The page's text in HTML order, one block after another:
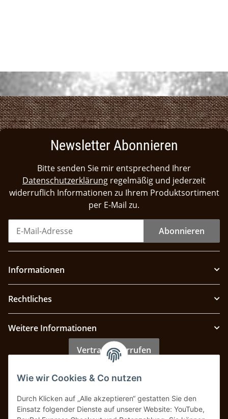
Newsletter Abonnieren
Bitte senden Sie mir entsprechend Ihrer
Datenschutzerklärung regelmäßig und jederzeit
widerruflich Informationen zu Ihrem Produktsortiment
per E-Mail zu.
Abonnieren
Informationen
Rechtliches
Weitere Informationen
Vertrag widerrufen
Zahlung & Versand
Wie wir Cookies & Co nutzen
Durch Klicken auf „Alle akzeptieren“ gestatten Sie den
Einsatz folgender Dienste auf unserer Website: YouTube,